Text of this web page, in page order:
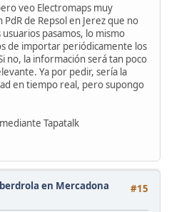
veo Electromaps muy
de Repsol en Jerez que no
pasamos, lo mismo
de importar periódicamente los
no, la información será tan poco
Ya por pedir, sería la
en tiempo real, pero supongo
Tapatalk
#15
en Mercadona